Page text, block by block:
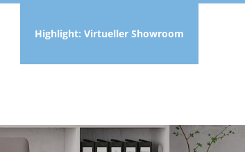
Highlight: Virtueller Showroom